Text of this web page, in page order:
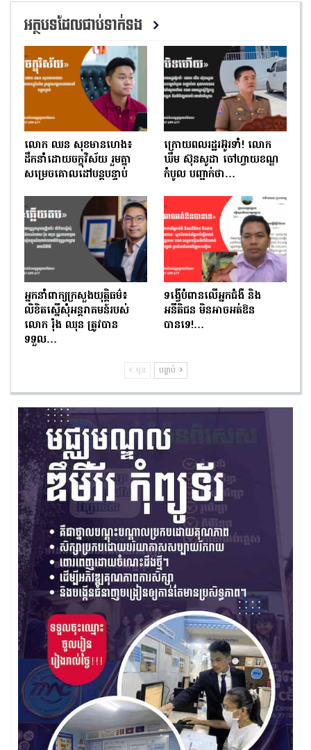
អត្ថបទដែលជាប់ទាក់ទង
លោក ឈន សុខមានហេង៖
ដឹកនាំដោយចក្ខុវិស័យ រួមគ្នា
សម្រេចគោលដៅបន្តបន្ទាប់
ក្រោយពលរដ្ឋរអ៊ូរទាំ! លោក
ឃឹម ស៊ុនសូដា ចៅហ្វាយខណ្ឌ
កំបូល បញ្ជាក់ថា…
អ្នកនាំពាក្យក្រសួងយុត្តិធម៌៖
លិខិតស្នើសុំអន្តរាគមន៍របស់
លោក រ៉ុង ឈុន ត្រូវបាន
ទទួល…
ទង្វើបំពានលើអ្នកជំងឺ និង
អនីតិជន មិនអាចអត់ឱន
បានទេ!…
មុន បន្ទាប់